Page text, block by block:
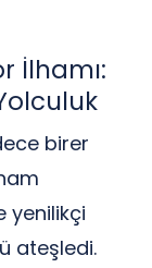
İlhamı:
birer
yenilikçi
ateşledi.